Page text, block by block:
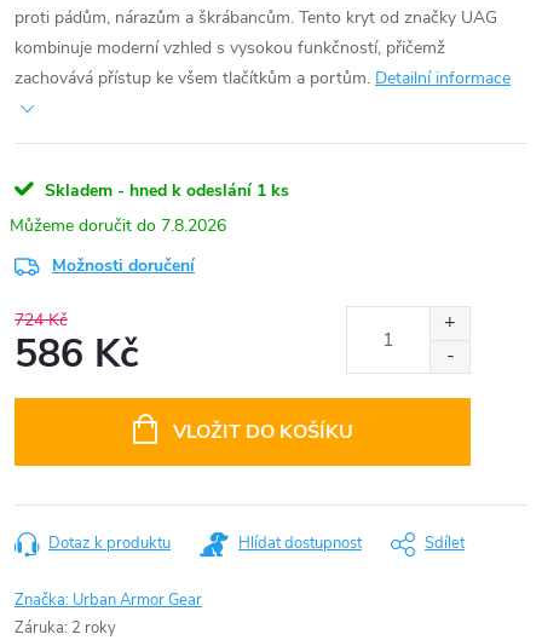
proti pádům, nárazům a škrábancům. Tento kryt od značky UAG
kombinuje moderní vzhled s vysokou funkčností, přičemž
zachovává přístup ke všem tlačítkům a portům. Detailní informace
Skladem - hned k odeslání 1 ks
7.8.2026
Možnosti doručení
724 Kč
586 Kč
VLOŽIT DO KOŠÍKU
Dotaz k produktu Hlídat dostupnost Sdílet
Značka: Urban Armor Gear
Záruka: 2 roky